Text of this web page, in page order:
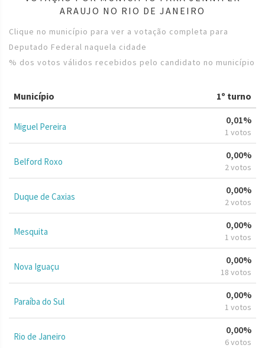
ARAUJO NO RIO DE JANEIRO
Clique no município para ver a votação completa para
Deputado Federal naquela cidade
% dos votos válidos recebidos pelo candidato no município
Município 1º turno
Miguel Pereira
0,01%
1 votos
Belford Roxo
0,00%
2 votos
Duque de Caxias
0,00%
2 votos
Mesquita
0,00%
1 votos
Nova Iguaçu
0,00%
18 votos
Paraíba do Sul
0,00%
1 votos
Rio de Janeiro
0,00%
6 votos